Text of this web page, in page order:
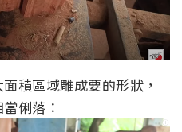
積區域雕成要的形狀，
俐落：